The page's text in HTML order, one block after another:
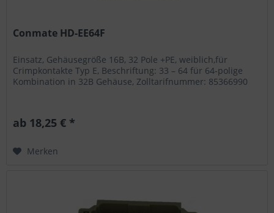
Conmate HD-EE64F
Einsatz, Gehäusegröße 16B, 32 Pole +PE, weiblich,für
Crimpkontakte Typ E, Beschriftung: 33 – 64 für 64-polige
Kombination in 32B Gehäuse, Zolltarifnummer: 85366990
ab 18,25 € *
Merken